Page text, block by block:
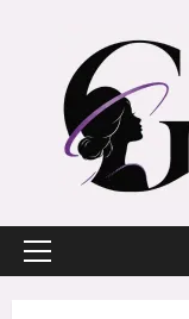
content
Primary